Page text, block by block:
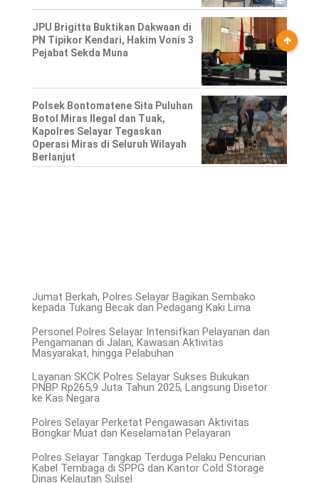
JPU Brigitta Buktikan Dakwaan di
PN Tipikor Kendari, Hakim Vonis 3
Pejabat Sekda Muna
Polsek Bontomatene Sita Puluhan
Botol Miras Ilegal dan Tuak,
Kapolres Selayar Tegaskan
Operasi Miras di Seluruh Wilayah
Berlanjut
Jumat Berkah, Polres Selayar Bagikan Sembako
kepada Tukang Becak dan Pedagang Kaki Lima
Personel Polres Selayar Intensifkan Pelayanan dan
Pengamanan di Jalan, Kawasan Aktivitas
Masyarakat, hingga Pelabuhan
Layanan SKCK Polres Selayar Sukses Bukukan
PNBP Rp265,9 Juta Tahun 2025, Langsung Disetor
ke Kas Negara
Polres Selayar Perketat Pengawasan Aktivitas
Bongkar Muat dan Keselamatan Pelayaran
Polres Selayar Tangkap Terduga Pelaku Pencurian
Kabel Tembaga di SPPG dan Kantor Cold Storage
Dinas Kelautan Sulsel